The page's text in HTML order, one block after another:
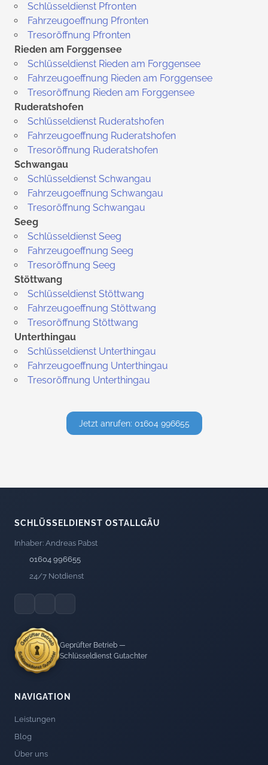
Schlüsseldienst Pfronten
Fahrzeugoeffnung Pfronten
Tresoröffnung Pfronten
Rieden am Forggensee
Schlüsseldienst Rieden am Forggensee
Fahrzeugoeffnung Rieden am Forggensee
Tresoröffnung Rieden am Forggensee
Ruderatshofen
Schlüsseldienst Ruderatshofen
Fahrzeugoeffnung Ruderatshofen
Tresoröffnung Ruderatshofen
Schwangau
Schlüsseldienst Schwangau
Fahrzeugoeffnung Schwangau
Tresoröffnung Schwangau
Seeg
Schlüsseldienst Seeg
Fahrzeugoeffnung Seeg
Tresoröffnung Seeg
Stöttwang
Schlüsseldienst Stöttwang
Fahrzeugoeffnung Stöttwang
Tresoröffnung Stöttwang
Unterthingau
Schlüsseldienst Unterthingau
Fahrzeugoeffnung Unterthingau
Tresoröffnung Unterthingau
Jetzt anrufen: 01604 996655
SCHLÜSSELDIENST OSTALLGÄU
Inhaber: Andreas Pabst
01604 996655
24/7 Notdienst
Geprüfter Betrieb —
Schlüsseldienst Gutachter
NAVIGATION
Leistungen
Blog
Über uns